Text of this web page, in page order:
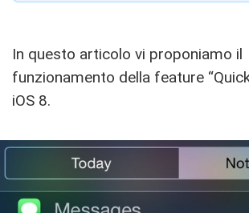
In questo articolo vi proponiamo il
funzionamento della feature
iOS 8.